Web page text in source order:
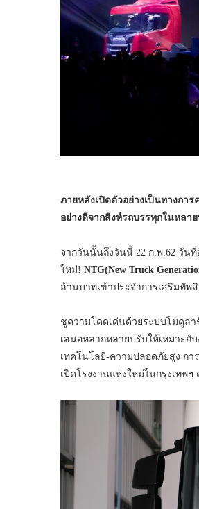
ภายหลังเปิดตัวอย่างเป็นทางกา
อย่างดีจากสิงห์รถบรรทุกในหล
จากวันนั้นถึงวันนี้ 22 ก.พ.62 วัน
ใหม่! NTG(New Truck
ล้านบาทเข้าประจำการเสริมทั
ชูความโดดเด่นด้วยระบบโมดูล
เสนอหลากหลายปรับให้เหมาะกั
เทคโนโลยี-ความปลอดภัยสูง ก
เปิดโรงงานแห่งใหม่ในกรุงเทพ